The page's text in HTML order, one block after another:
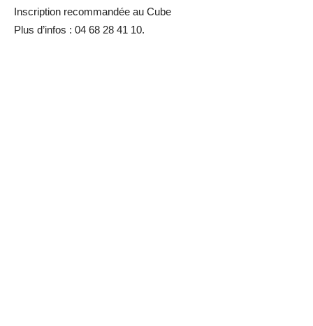
Inscription recommandée au Cube
Plus d’infos : 04 68 28 41 10.